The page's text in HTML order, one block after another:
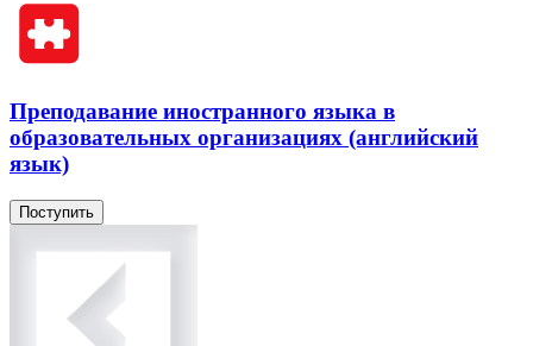
Преподавание иностранного языка в
образовательных организациях (английский
язык)
Поступить